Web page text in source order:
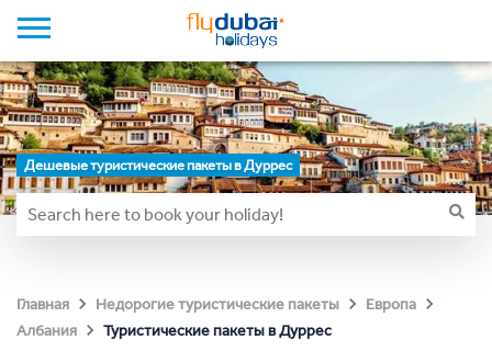
Дешевые туристические пакеты в Дуррес
Главная Недорогие туристические пакеты
Европа
Албания
Туристические пакеты в Дуррес